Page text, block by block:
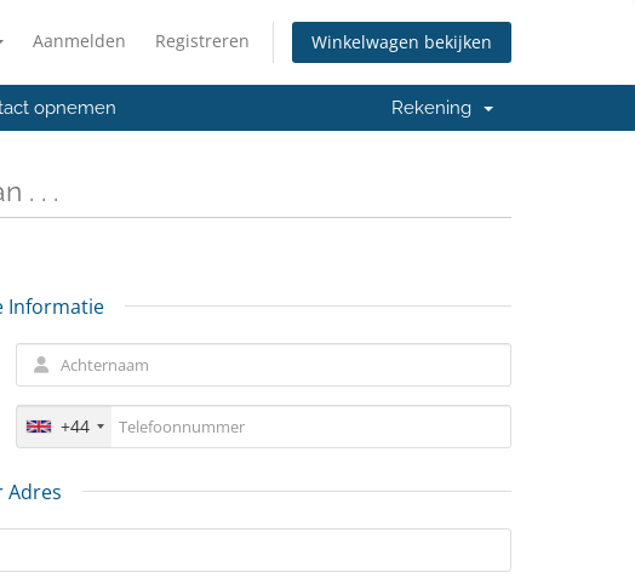
Aanmelden Registreren Winkelwagen bekijken
opnemen Rekening
. . .
Informatie
+44
Adres